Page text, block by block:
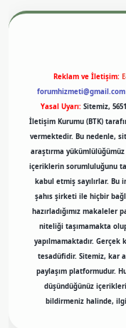
Reklam ve İletişim:
forumhizmeti@gmail.com
Yasal Uyarı: Sitemiz,
İletişim Kurumu (BTK)
vermektedir. Bu nedenle,
araştırma
içeriklerin sorumluluğunu
kabul etmiş sayılırlar.
şahıs şirketi ile hiçbir
hazırladığımız makaleler
niteliği taşımamakta
yapılmamaktadır.
tesadüfidir. Sitemiz, kar
paylaşım platformudur.
düşündüğünüz
bildirmeniz halinde,